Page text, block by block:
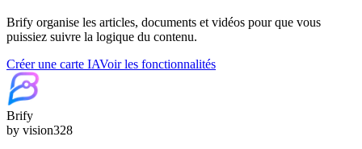
Brify organise les articles, documents et vidéos pour que vous
puissiez suivre la logique du contenu.
Créer une carte IAVoir les fonctionnalités
Brify
by vision328